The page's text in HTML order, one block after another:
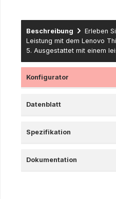
Beschreibung
Erleben
Leistung mit dem Lenovo
5. Ausgestattet mit einem
Konfigurator
Datenblatt
Spezifikation
Dokumentation